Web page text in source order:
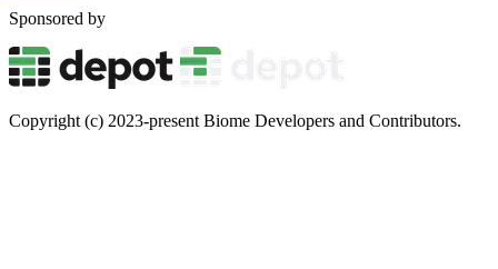
Sponsored by
Copyright (c) 2023-present Biome Developers and Contributors.